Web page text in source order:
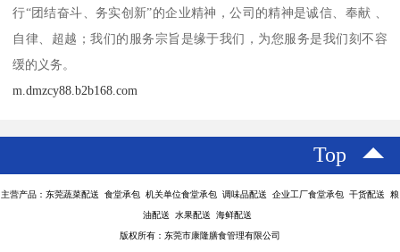
行“团结奋斗、务实创新”的企业精神，公司的精神是诚信、奉献 、
自律、超越；我们的服务宗旨是缘于我们，为您服务是我们刻不容
缓的义务。
m.dmzcy88.b2b168.com
Top
主营产品：东莞蔬菜配送 食堂承包 机关单位食堂承包 调味品配送 企业工厂食堂承包 干货配送 粮
油配送 水果配送 海鲜配送
版权所有：东莞市康隆膳食管理有限公司